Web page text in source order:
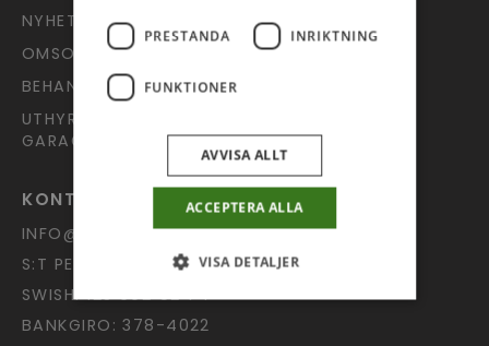
NYHETSARKIV
OMSORG
BEHANDLING AV PERSONUPPGIFTER
UTHYRNING AV LOKAL OCH
GARAGEPLATS
KONTAKT OCH GIVANDE
INFO@UPPSALAPINGST.SE
S:T PERSGATAN 9, 753 20 UPPSALA
SWISH: 123 602 52 74
BANKGIRO: 378-4022
PRESTANDA INRIKTNING
FUNKTIONER
ACCEPTERA ALLA
AVVISA ALLT
VISA DETALJER